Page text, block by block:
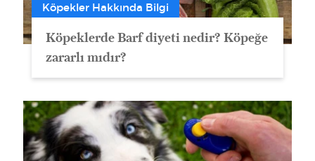
Köpekler Hakkında Bilgi
Köpeklerde Barf diyeti nedir? Köpeğe
zararlı mıdır?